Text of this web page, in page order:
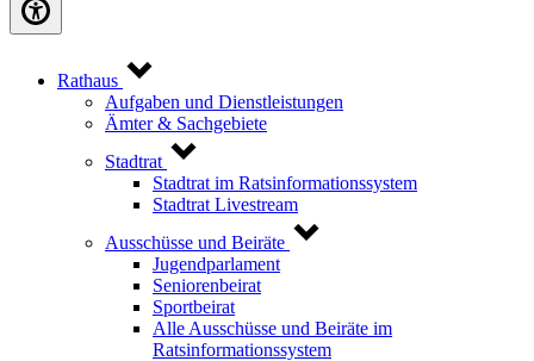
Rathaus
Aufgaben und Dienstleistungen
Ämter & Sachgebiete
Stadtrat
Stadtrat im Ratsinformationssystem
Stadtrat Livestream
Ausschüsse und Beiräte
Jugendparlament
Seniorenbeirat
Sportbeirat
Alle Ausschüsse und Beiräte im
Ratsinformationssystem